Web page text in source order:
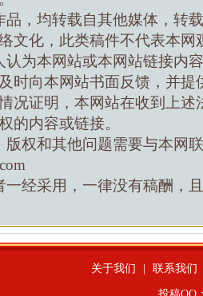
品，均转载自其他媒体，转
文化，此类稿件不代表本网
认为本网站或本网站链接内
时向本网站书面反馈，并提
况证明，本网站在收到上述
的内容或链接。
版权和其他问题需要与本网
一经采用，一律没有稿酬，
关于我们 联系我们